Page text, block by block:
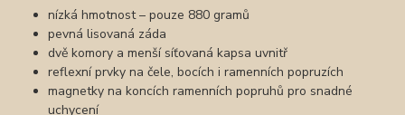
nízká hmotnost – pouze 880 gramů
pevná lisovaná záda
dvě komory a menší síťovaná kapsa uvnitř
reflexní prvky na čele, bocích i ramenních popruzích
magnetky na koncích ramenních popruhů pro snadné
uchycení